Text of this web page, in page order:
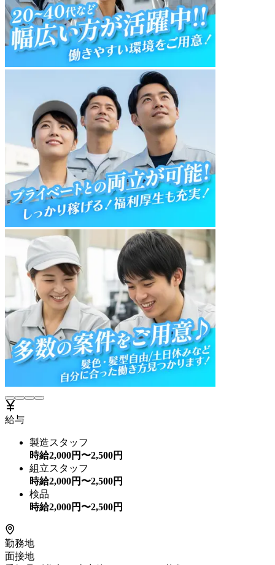
給与
製造スタッフ
時給2,000円〜2,500円
組立スタッフ
時給2,000円〜2,500円
検品
時給2,000円〜2,500円
勤務地
面接地